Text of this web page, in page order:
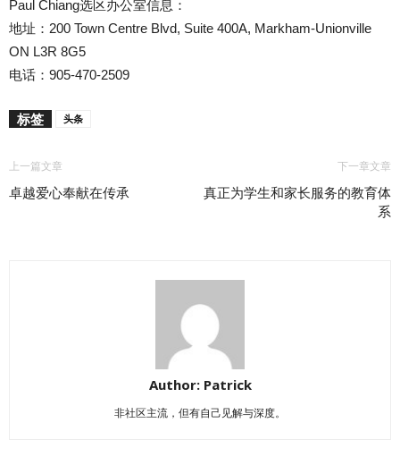
Paul Chiang选区办公室信息：
地址：200 Town Centre Blvd, Suite 400A, Markham-Unionville
ON L3R 8G5
电话：905-470-2509
标签 头条
上一篇文章
卓越爱心奉献在传承
下一章文章
真正为学生和家长服务的教育体
系
Author: Patrick
非社区主流，但有自己见解与深度。